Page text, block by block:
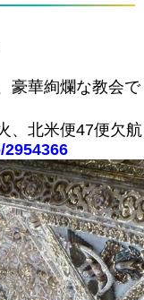
豪華絢爛な教会で
、北米便47便欠航